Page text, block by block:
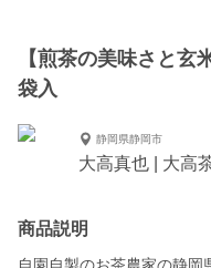
【煎茶の美味さと
袋入
静岡県静岡市
大高真也 | 大高
商品説明